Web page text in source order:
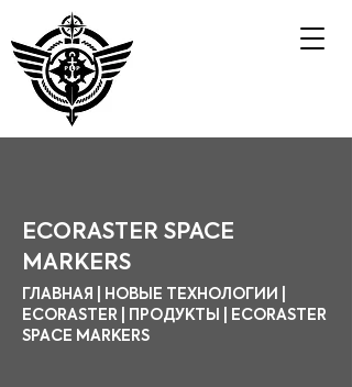
ECORASTER SPACE
MARKERS
ГЛАВНАЯ | НОВЫЕ ТЕХНОЛОГИИ |
ECORASTER | ПРОДУКТЫ | ECORASTER
SPACE MARKERS